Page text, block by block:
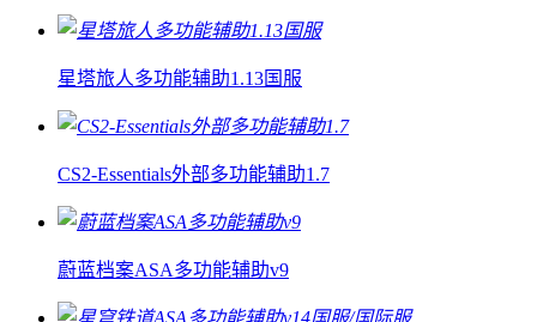
星塔旅人多功能辅助1.13国服
CS2-Essentials外部多功能辅助1.7
蔚蓝档案ASA多功能辅助v9